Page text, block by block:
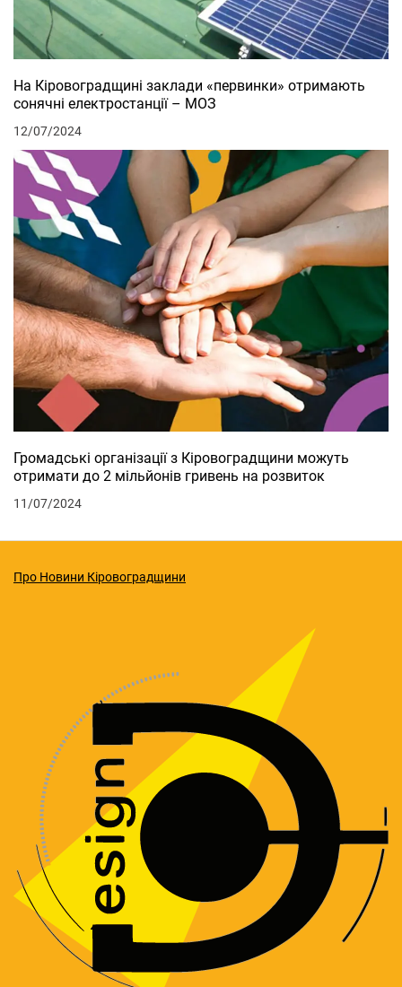
На Кіровоградщині заклади «первинки» отримають
сонячні електростанції – МОЗ
12/07/2024
Громадські організації з Кіровоградщини можуть
отримати до 2 мільйонів гривень на розвиток
11/07/2024
Про Новини Кіровоградщини